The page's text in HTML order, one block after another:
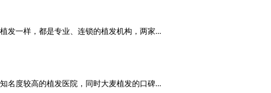
发一样，都是专业、连锁的植发机构，两家...
名度较高的植发医院，同时大麦植发的口碑...